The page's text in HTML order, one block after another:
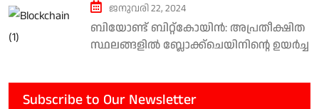
ജനുവരി 22, 2024
ബിയോണ്ട് ബിറ്റ്കോയിൻ: അപ്രതീക്ഷിത
സ്ഥലങ്ങളിൽ ബ്ലോക്ക്ചെയിനിന്റെ ഉയർച്ച
Subscribe to Our Newsletter